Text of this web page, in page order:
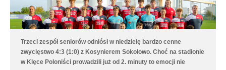
Trzeci zespół seniorów odniósł w niedzielę bardzo cenne
zwycięstwo 4:3 (1:0) z Kosynierem Sokołowo. Choć na stadionie
w Klęce Poloniści prowadzili już od 2. minuty to emocji nie